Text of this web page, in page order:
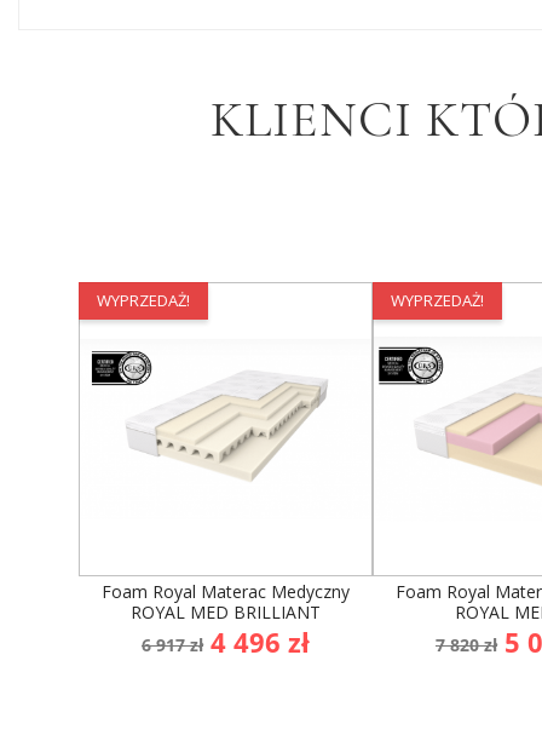
KLIENCI
WYPRZEDAŻ!
Foam Royal Materac Medyczny
ROYAL MED BRILLIANT
Cena
podstawowa
6 917 zł Cena
4 496 zł
WYPRZEDAŻ!
Foam Royal
ROYAL
Cena
7 820 zł 5